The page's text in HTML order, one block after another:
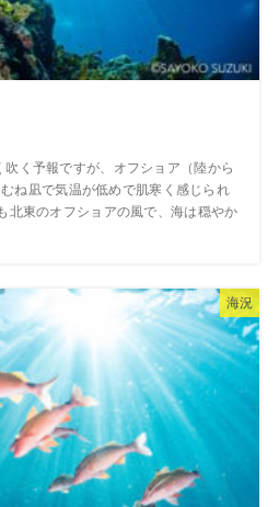
く予報ですが、オフショア（陸から
ね凪で気温が低めで肌寒く感じられ
北東のオフショアの風で、海は穏やか
海況